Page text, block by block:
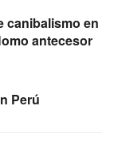
canibalismo en
antecesor
Perú